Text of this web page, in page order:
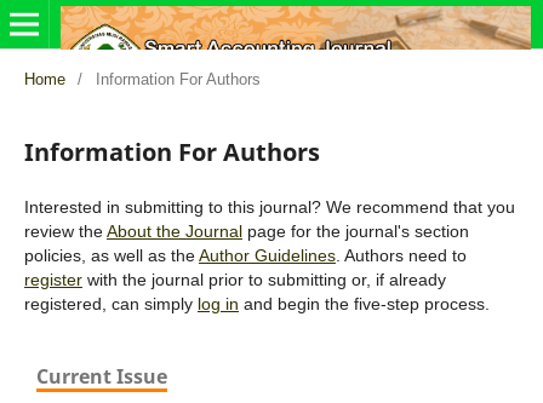
Home / Information For Authors
Information For Authors
Interested in submitting to this journal? We recommend that you
review theAbout the Journalpage for the journal's section
policies, as well as theAuthor Guidelines. Authors need to
registerwith the journal prior to submitting or, if already
registered, can simply log in and begin the five-step process.
Current Issue